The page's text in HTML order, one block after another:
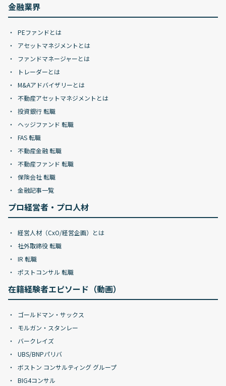
金融業界
PEファンドとは
アセットマネジメントとは
ファンドマネージャーとは
トレーダーとは
M&Aアドバイザリーとは
不動産アセットマネジメントとは
投資銀行 転職
ヘッジファンド 転職
FAS 転職
不動産金融 転職
不動産ファンド 転職
保険会社 転職
金融記事一覧
プロ経営者・プロ人材
経営人材（CxO/経営企画）とは
社外取締役 転職
IR 転職
ポストコンサル 転職
在籍経験者エピソード（動画）
ゴールドマン・サックス
モルガン・スタンレー
バークレイズ
UBS/BNPパリバ
ボストン コンサルティング グループ
BIG4コンサル